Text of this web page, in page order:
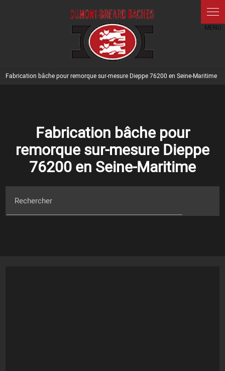
Fabrication bâche pour remorque sur-mesure Dieppe 76200 en Seine-Maritime
Fabrication bâche pour
remorque sur-mesure Dieppe
76200 en Seine-Maritime
Rechercher